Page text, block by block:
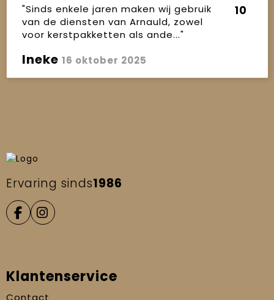
"Sinds enkele jaren maken wij gebruik
van de diensten van Arnauld, zowel
voor kerstpakketten als ande..."
10
Ineke 16 oktober 2025
Ervaring sinds1986
Klantenservice
Contact